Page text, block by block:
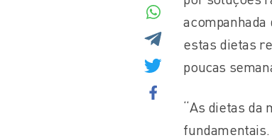
estas dietas
poucas
“As dietas da
fundamentais.